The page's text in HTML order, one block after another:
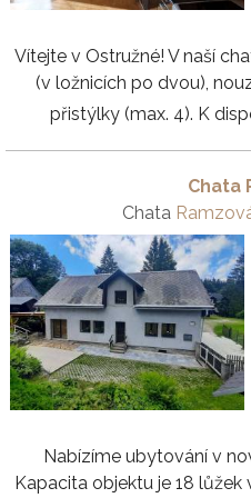
Vítejte v Ostružné! V naší
(v ložnicích po dvou),
přistýlky (max. 4). K
Chata
Chata
Nabízíme ubytování v
Kapacita objektu je 18